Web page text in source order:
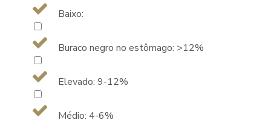
Baixo:
Buraco negro no estômago: >12%
Elevado: 9-12%
Médio: 4-6%